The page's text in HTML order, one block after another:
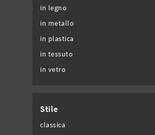
in legno
in metallo
in plastica
in tessuto
in vetro
Stile
classica